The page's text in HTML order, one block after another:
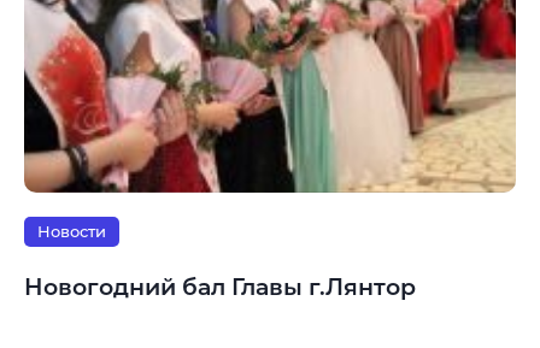
Новости
Новогодний бал Главы г.Лянтор